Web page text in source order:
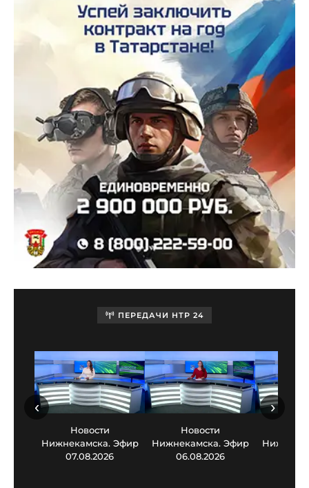
ПЕРЕДАЧИ НТР 24
Новости
Нижнекамска. Эфир
07.08.2026
Новости
Нижнекамска. Эфир
06.08.2026
‹ ›